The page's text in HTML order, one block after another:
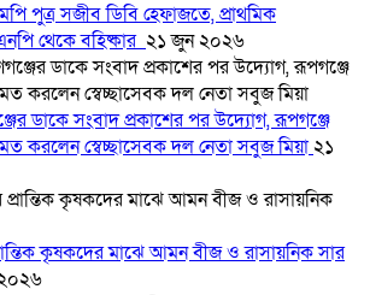
পুত্র সজীব ডিবি হেফাজতে, প্রাথমিক
থেকে বহিষ্কার ২১ জুন ২০২৬
ডাকে সংবাদ প্রকাশের পর উদ্যোগ, রূপগঞ্জে
করলেন স্বেচ্ছাসেবক দল নেতা সবুজ মিয়া২১
কৃষকদের মাঝে আমন বীজ ও রাসায়নিক সার